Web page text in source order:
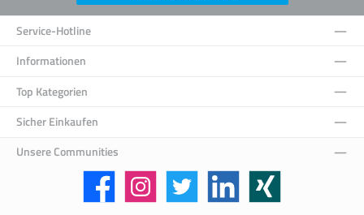
Service-Hotline
Informationen
Top Kategorien
Sicher Einkaufen
Unsere Communities
Facebook Instagram Twitter LinkedIn Xing